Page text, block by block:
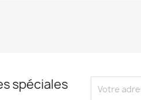
spéciales